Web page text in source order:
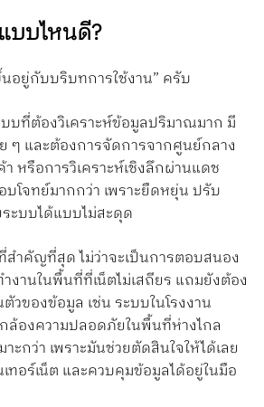
บบไหนดี?
อยู่กับบริบทการใช้งาน” ครับ
บที่ต้องวิเคราะห์ข้อมูลปริมาณมาก มี
ๆ และต้องการจัดการจากศูนย์กลาง
หรือการวิเคราะห์เชิงลึกผ่านแดช
บโจทย์มากกว่า เพราะยืดหยุ่น ปรับ
ะบบได้แบบไม่สะดุด
สำคัญที่สุด ไม่ว่าจะเป็นการตอบสนอง
งานในพื้นที่ที่เน็ตไม่เสถียร แถมยังต้อง
วของข้อมูล เช่น ระบบในโรงงาน
ล้องความปลอดภัยในพื้นที่ห่างไกล
ะกว่า เพราะมันช่วยตัดสินใจให้ได้เลย
ทอร์เน็ต และควบคุมข้อมูลได้อยู่ในมือ